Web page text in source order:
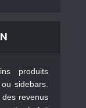
produits
sidebars.
revenus